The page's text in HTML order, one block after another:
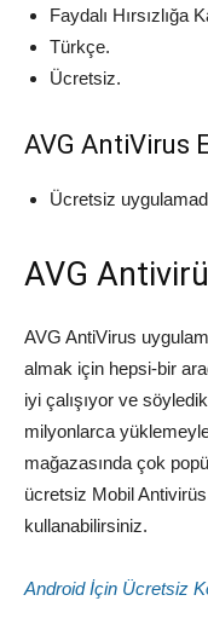
Faydalı Hırsızlığa
Türkçe.
Ücretsiz.
AVG AntiVirus
Ücretsiz
AVG
AVG AntiVirus
almak için hepsi-bir
iyi çalışıyor ve
milyonlarca
mağazasında çok
ücretsiz Mobil Antivirüs
kullanabilirsiniz.
Android İçin Ücretsiz